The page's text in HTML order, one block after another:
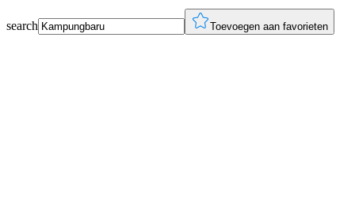
search Toevoegen aan favorieten